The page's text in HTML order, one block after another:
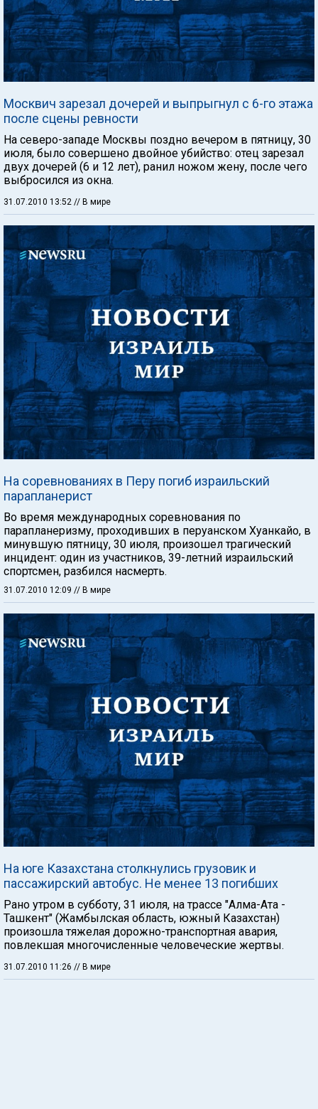
Москвич зарезал дочерей и выпрыгнул с 6-го этажа
после сцены ревности
На северо-западе Москвы поздно вечером в пятницу, 30
июля, было совершено двойное убийство: отец зарезал
двух дочерей (6 и 12 лет), ранил ножом жену, после чего
выбросился из окна.
31.07.2010 13:52 // В мире
На соревнованиях в Перу погиб израильский
парапланерист
Во время международных соревнования по
парапланеризму, проходивших в перуанском Хуанкайо, в
минувшую пятницу, 30 июля, произошел трагический
инцидент: один из участников, 39-летний израильский
спортсмен, разбился насмерть.
31.07.2010 12:09 // В мире
На юге Казахстана столкнулись грузовик и
пассажирский автобус. Не менее 13 погибших
Рано утром в субботу, 31 июля, на трассе "Алма-Ата -
Ташкент" (Жамбылская область, южный Казахстан)
произошла тяжелая дорожно-транспортная авария,
повлекшая многочисленные человеческие жертвы.
31.07.2010 11:26 // В мире